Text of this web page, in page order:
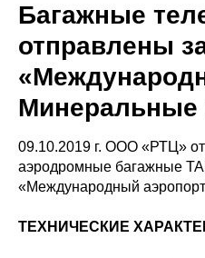
Багажные
отправлены
09.10.2019 г. ООО «РТЦ»
аэродромные багажные
«Международный
ТЕХНИЧЕСКИЕ